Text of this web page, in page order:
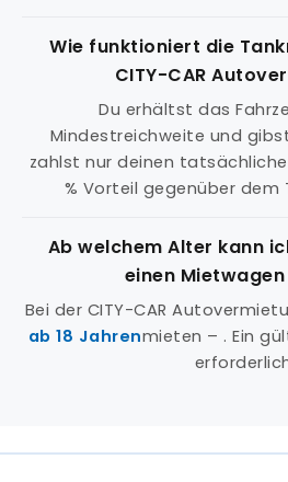
Wie funktioniert die
CITY-CAR
Du erhältst das
Mindestreichweite und
zahlst nur deinen
% Vorteil gegenüber dem
Ab welchem Alter kann
einen
Bei der CITY-CAR
ab 18 Jahrenmieten – . Ein